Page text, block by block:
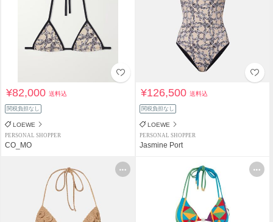
¥82,000送料込
関税負担なし
LOEWE
PERSONAL SHOPPER
CO_MO
¥126,500送料込
関税負担なし
LOEWE
PERSONAL SHOPPER
Jasmine Port